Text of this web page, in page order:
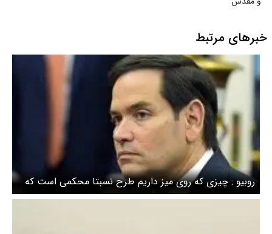
خبرهای مرتبط
روبیو : چیزی که روی میز داریم طرح نسبتا محکمی است که
شاید شامل باز شدن تنگه هرمز شود